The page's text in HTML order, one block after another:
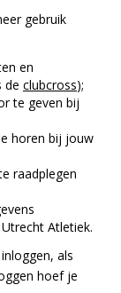
gebruik
en
de clubcross);
te geven bij
horen bij jouw
raadplegen
Atletiek.
als
hoef je